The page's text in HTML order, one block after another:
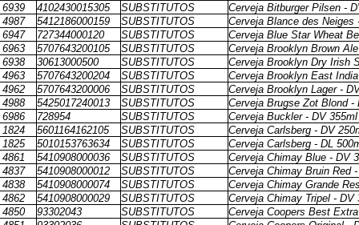
6939
4102430015305 SUBSTITUTOS
Cerveja Bitburger Pilsen -
4987
5412186000159 SUBSTITUTOS
Cerveja Blance des Neiges
6947
727344000120 SUBSTITUTOS
Cerveja Blue Star Wheat
6963
5707643200105 SUBSTITUTOS
Cerveja Brooklyn Brown
6938
30613000500 SUBSTITUTOS
Cerveja Brooklyn Dry Irish
4963
5707643200204 SUBSTITUTOS
Cerveja Brooklyn East
4962
5707643200006 SUBSTITUTOS
Cerveja Brooklyn Lager -
4988
5425017240013 SUBSTITUTOS
Cerveja Brugse Zot Blond -
6986
728954 SUBSTITUTOS
Cerveja Buckler - DV 355ml
1824
5601164162105 SUBSTITUTOS
Cerveja Carlsberg - DV
1825
5010153763634 SUBSTITUTOS
Cerveja Carlsberg - DL
4861
5410908000036 SUBSTITUTOS
Cerveja Chimay Blue - DV
4837
5410908000012 SUBSTITUTOS
Cerveja Chimay Bruin Red
4838
5410908000074 SUBSTITUTOS
Cerveja Chimay Grande
4862
5410908000029 SUBSTITUTOS
Cerveja Chimay Tripel - DV
4850
93302043 SUBSTITUTOS
Cerveja Coopers Best